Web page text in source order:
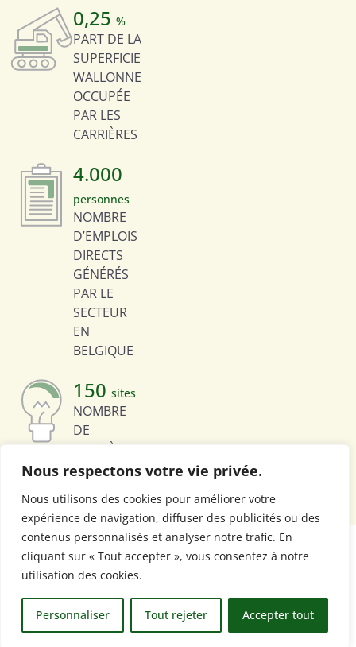
Nous respectons votre vie privée.
Nous utilisons des cookies pour améliorer votre
expérience de navigation, diffuser des publicités ou des
contenus personnalisés et analyser notre trafic. En
cliquant sur « Tout accepter », vous consentez à notre
utilisation des cookies.
Personnaliser Tout rejeter Accepter tout
0,25 %
PART DE LA
SUPERFICIE
WALLONNE
OCCUPÉE
PAR LES
CARRIÈRES
4.000
personnes
NOMBRE
D’EMPLOIS
DIRECTS
GÉNÉRÉS
PAR LE
SECTEUR
EN
BELGIQUE
150 sites
NOMBRE
DE
CARRIÈRES
EXPLOITÉES
BELGIQUE